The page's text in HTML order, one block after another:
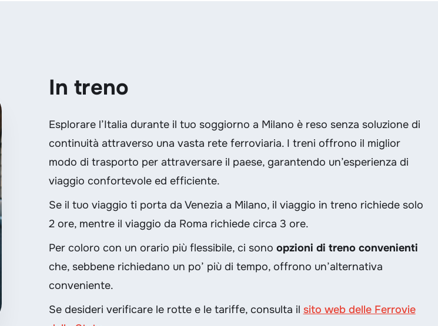
In treno
Esplorare l’Italia durante il tuo soggiorno a Milano è reso senza soluzione di
continuità attraverso una vasta rete ferroviaria. I treni offrono il miglior
modo di trasporto per attraversare il paese, garantendo un’esperienza di
viaggio confortevole ed efficiente.
Se il tuo viaggio ti porta da Venezia a Milano, il viaggio in treno richiede solo
2 ore, mentre il viaggio da Roma richiede circa 3 ore.
Per coloro con un orario più flessibile, ci sono opzioni di treno convenienti
che, sebbene richiedano un po’ più di tempo, offrono un’alternativa
conveniente.
Se desideri verificare le rotte e le tariffe, consulta il sito web delle Ferrovie